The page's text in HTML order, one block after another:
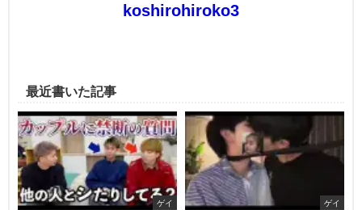
koshirohiroko3
最近書いた記事
ゲイ ゲイ